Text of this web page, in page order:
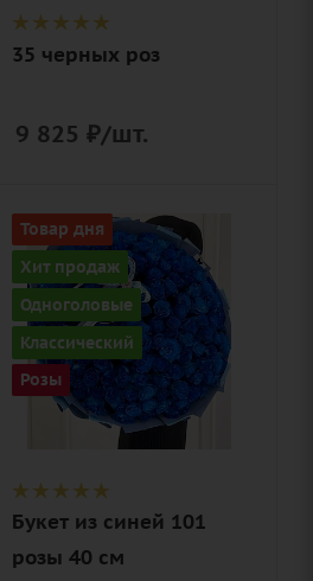
краска)
35 черных роз
9 825 ₽/шт.
Товар дня
Хит продаж
Одноголовые
Классический
Розы
Количество
101
Цвет
синий
Описание
роза, лента,
дизайнерская
(флористическая
аэрозольная
краска)
Букет из синей 101
розы 40 см